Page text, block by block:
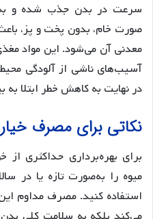
سرعت در بدن جذب شده و
صورت خام، بدون پخت و پز،
معدنی آن می‌شود. این مواد
آسیب‌های ناشی از آلودگی
در نهایت به کاهش خطر ابتلا
نکاتی برای مصرف
برای بهره‌برداری حداکثری
میوه را به‌صورت تازه یا در
استفاده کنید. مصرف مداوم